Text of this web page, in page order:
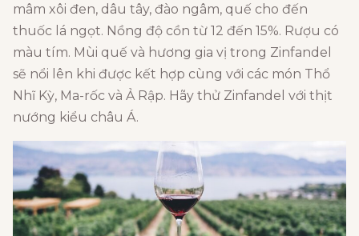
mâm xôi đen, dâu tây, đào ngâm, quế cho đến
thuốc lá ngọt. Nồng độ cồn từ 12 đến 15%. Rượu có
màu tím. Mùi quế và hương gia vị trong Zinfandel
sẽ nổi lên khi được kết hợp cùng với các món Thổ
Nhĩ Kỳ, Ma-rốc và Ả Rập. Hãy thử Zinfandel với thịt
nướng kiểu châu Á.